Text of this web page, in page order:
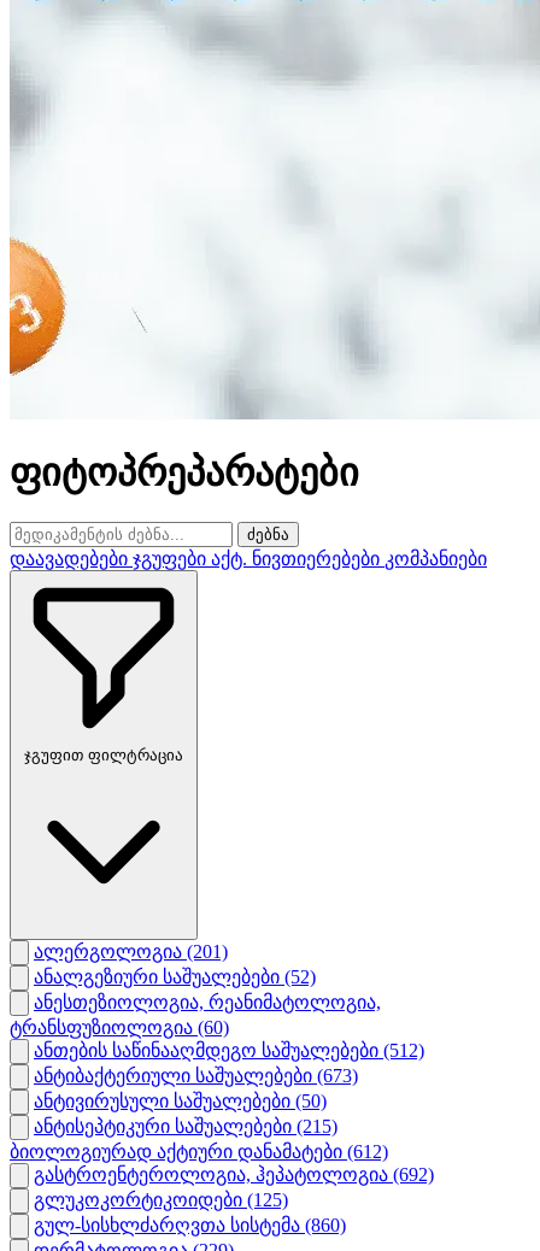
ფიტოპრეპარატები
ძებნა
დაავადებები ჯგუფები აქტ. ნივთიერებები კომპანიები
ჯგუფით ფილტრაცია
ალერგოლოგია (201)
ანალგეზიური საშუალებები (52)
ანესთეზიოლოგია, რეანიმატოლოგია,
ტრანსფუზიოლოგია (60)
ანთების საწინააღმდეგო საშუალებები (512)
ანტიბაქტერიული საშუალებები (673)
ანტივირუსული საშუალებები (50)
ანტისეპტიკური საშუალებები (215)
ბიოლოგიურად აქტიური დანამატები (612)
გასტროენტეროლოგია, ჰეპატოლოგია (692)
გლუკოკორტიკოიდები (125)
გულ-სისხლძარღვთა სისტემა (860)